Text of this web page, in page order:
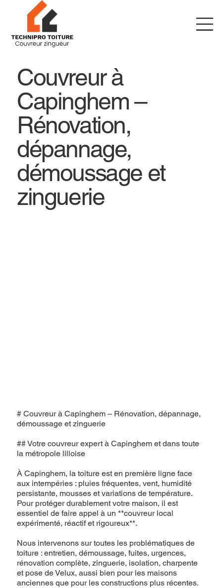
Couvreur à
Capinghem –
Rénovation,
dépannage,
démoussage et
zinguerie
# Couvreur à Capinghem – Rénovation, dépannage,
démoussage et zinguerie
## Votre couvreur expert à Capinghem et dans toute
la métropole lilloise
À Capinghem, la toiture est en première ligne face
aux intempéries : pluies fréquentes, vent, humidité
persistante, mousses et variations de température.
Pour protéger durablement votre maison, il est
essentiel de faire appel à un **couvreur local
expérimenté, réactif et rigoureux**.
Nous intervenons sur toutes les problématiques de
toiture : entretien, démoussage, fuites, urgences,
rénovation complète, zinguerie, isolation, charpente
et pose de Velux, aussi bien pour les maisons
anciennes que pour les constructions plus récentes.